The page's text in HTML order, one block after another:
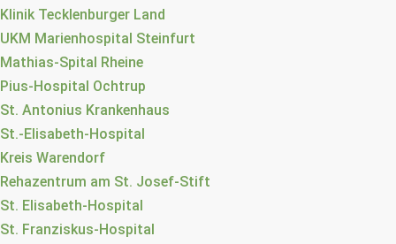
Klinik Tecklenburger Land
UKM Marienhospital Steinfurt
Mathias-Spital Rheine
Pius-Hospital Ochtrup
St. Antonius Krankenhaus
St.-Elisabeth-Hospital
Kreis Warendorf
Rehazentrum am St. Josef-Stift
St. Elisabeth-Hospital
St. Franziskus-Hospital